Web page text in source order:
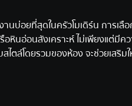
านบ่อยที่สุดในครัวโมเดิร์น การ
นอ่อนสังเคราะห์ ไม่เพียงแต่มี
ไตล์โดยรวมของห้อง จะช่วยเสริ